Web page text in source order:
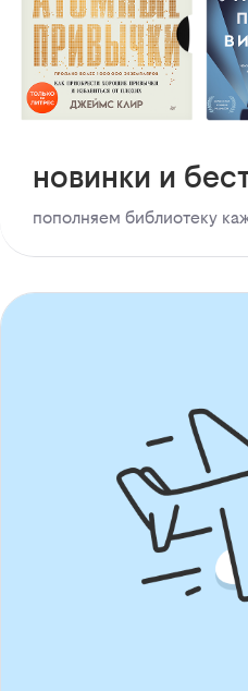
новинки и
пополняем библиотеку